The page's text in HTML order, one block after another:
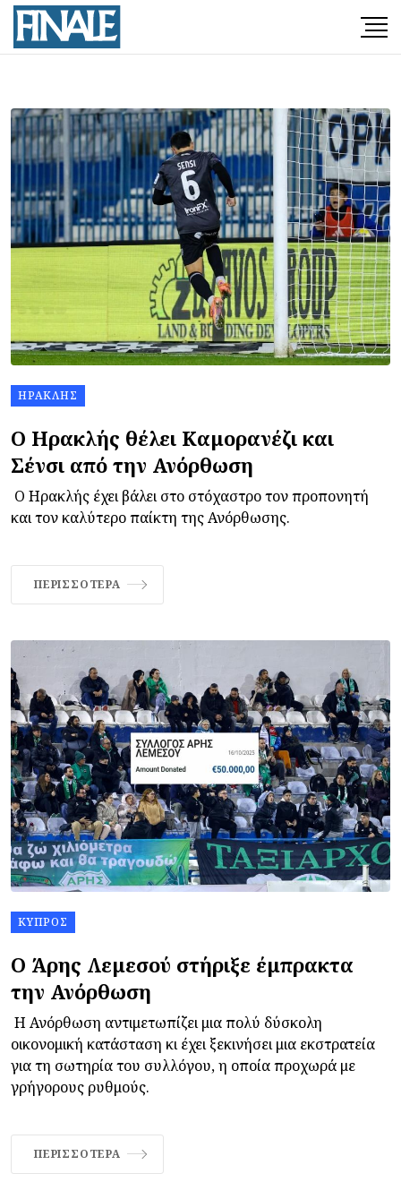
ΗΡΑΚΛΉΣ
Ο Ηρακλής θέλει Καμορανέζι και
Σένσι από την Ανόρθωση
Ο Ηρακλής έχει βάλει στο στόχαστρο τον προπονητή
και τον καλύτερο παίκτη της Ανόρθωσης.
ΠΕΡΙΣΣΌΤΕΡΑ
ΚΎΠΡΟΣ
Ο Άρης Λεμεσού στήριξε έμπρακτα
την Ανόρθωση
Η Ανόρθωση αντιμετωπίζει μια πολύ δύσκολη
οικονομική κατάσταση κι έχει ξεκινήσει μια εκστρατεία
για τη σωτηρία του συλλόγου, η οποία προχωρά με
γρήγορους ρυθμούς.
ΠΕΡΙΣΣΌΤΕΡΑ